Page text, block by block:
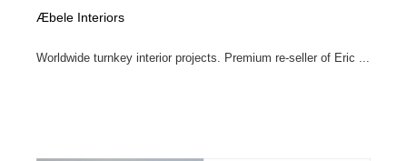
Æbele Interiors
Worldwide turnkey interior projects. Premium re-seller of Eric ...